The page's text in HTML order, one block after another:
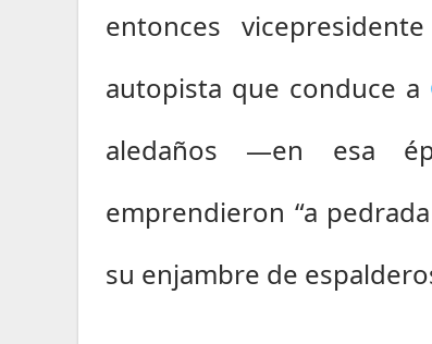
entonces
autopista que conduce a
aledaños —en esa
emprendieron “a
su enjambre de